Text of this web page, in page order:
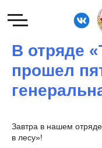
В отряде
прошел
Завтра в нашем
в лесу»!